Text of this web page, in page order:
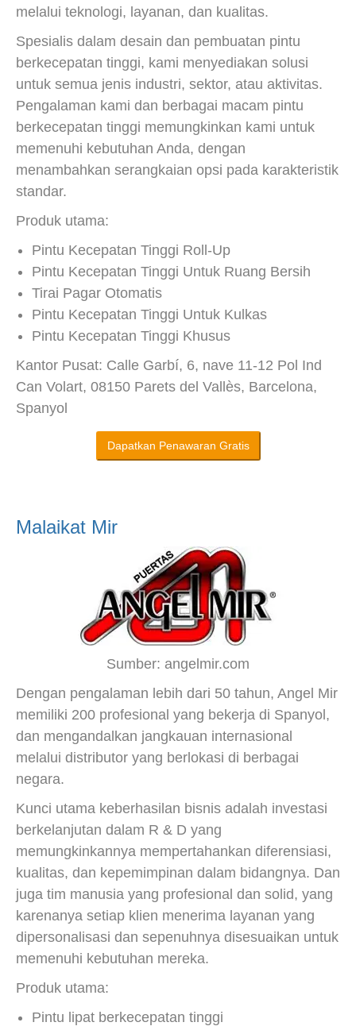
melalui teknologi, layanan, dan kualitas.
Spesialis dalam desain dan pembuatan pintu
berkecepatan tinggi, kami menyediakan solusi
untuk semua jenis industri, sektor, atau aktivitas.
Pengalaman kami dan berbagai macam pintu
berkecepatan tinggi memungkinkan kami untuk
memenuhi kebutuhan Anda, dengan
menambahkan serangkaian opsi pada karakteristik
standar.
Produk utama:
Pintu Kecepatan Tinggi Roll-Up
Pintu Kecepatan Tinggi Untuk Ruang Bersih
Tirai Pagar Otomatis
Pintu Kecepatan Tinggi Untuk Kulkas
Pintu Kecepatan Tinggi Khusus
Kantor Pusat: Calle Garbí, 6, nave 11-12 Pol Ind
Can Volart, 08150 Parets del Vallès, Barcelona,
Spanyol
Dapatkan Penawaran Gratis
Malaikat Mir
Sumber: angelmir.com
Dengan pengalaman lebih dari 50 tahun, Angel Mir
memiliki 200 profesional yang bekerja di Spanyol,
dan mengandalkan jangkauan internasional
melalui distributor yang berlokasi di berbagai
negara.
Kunci utama keberhasilan bisnis adalah investasi
berkelanjutan dalam R & D yang
memungkinkannya mempertahankan diferensiasi,
kualitas, dan kepemimpinan dalam bidangnya. Dan
juga tim manusia yang profesional dan solid, yang
karenanya setiap klien menerima layanan yang
dipersonalisasi dan sepenuhnya disesuaikan untuk
memenuhi kebutuhan mereka.
Produk utama:
Pintu lipat berkecepatan tinggi